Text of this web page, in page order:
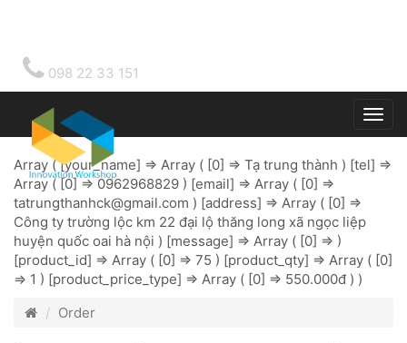
098 22 33 151
Array ( [your_name] => Array ( [0] => Tạ trung thành ) [tel] =>
Array ( [0] => 0962968829 ) [email] => Array ( [0] =>
tatrungthanhck@gmail.com ) [address] => Array ( [0] =>
Công ty trường lộc km 22 đại lộ thăng long xã ngọc liệp
huyện quốc oai hà nội ) [message] => Array ( [0] => )
[product_id] => Array ( [0] => 75 ) [product_qty] => Array ( [0]
=> 1 ) [product_price_type] => Array ( [0] => 550.000đ ) )
Order